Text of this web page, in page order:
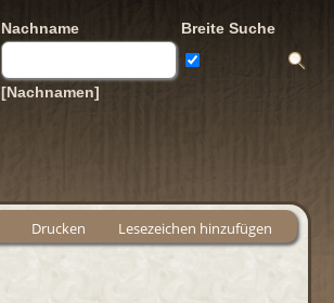
Nachname Breite Suche
[Nachnamen]
Drucken Lesezeichen hinzufügen